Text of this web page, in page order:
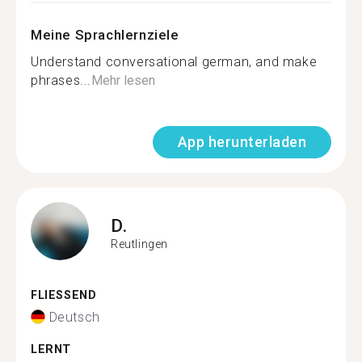
Meine Sprachlernziele
Understand conversational german, and make
phrases...Mehr lesen
App herunterladen
D.
Reutlingen
FLIESSEND
Deutsch
LERNT